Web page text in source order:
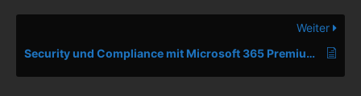
Weiter
Security und Compliance mit Microsoft 365 Premium – die Artikelreihe